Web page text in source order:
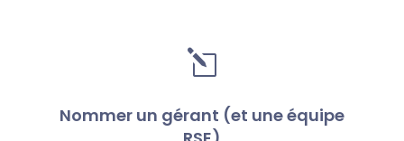
l
Nommer un gérant (et une équipe